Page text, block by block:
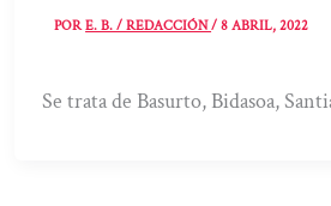
PORE. B. / REDACCIÓN/8 ABRIL, 2022
Se trata de Basurto, Bidasoa,